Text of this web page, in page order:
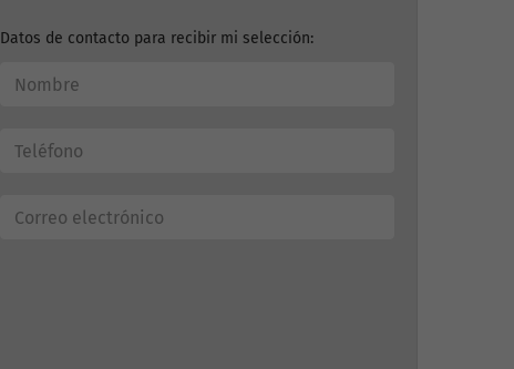
Datos de contacto para recibir mi selección: